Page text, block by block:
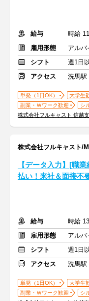
給与
時給
雇用形態
アルバ
シフト
週1日
アクセス
洗馬駅
単発（1日OK） 大学生
副業・Ｗワーク歓迎
シ
株式会社フルキャスト 信越
株式会社フルキャスト/
【データ入力】[職
払い！来社＆面接不
給与
時給
雇用形態
アルバ
シフト
週1日
アクセス
洗馬駅
単発（1日OK） 大学生
副業・Ｗワーク歓迎
シ